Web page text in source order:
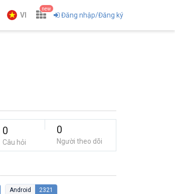
VI
new
Đăng nhập/Đăng ký
0
Câu hỏi
0
Người theo dõi
Android 2321